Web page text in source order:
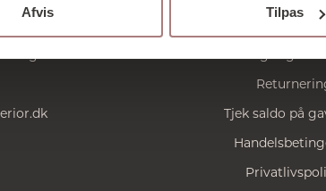
Afvis Tilpas
Praktisk
Tjek saldo på